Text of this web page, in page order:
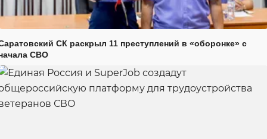
СК раскрыл 11 преступлений в «оборонке» с
СВО